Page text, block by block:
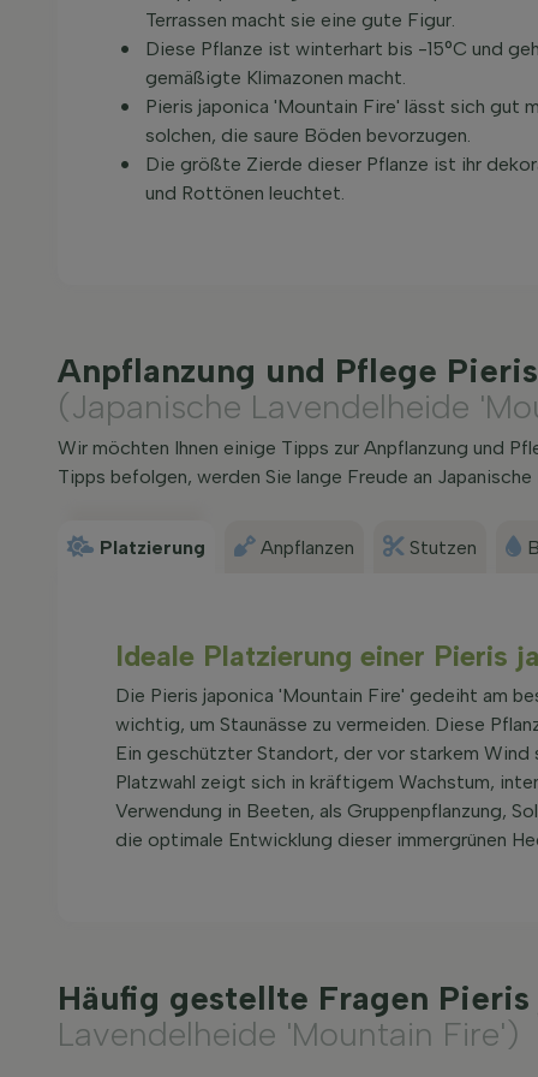
Terrassen macht sie eine gute Figur.
Diese Pflanze ist winterhart bis -15°C und
gemäßigte Klimazonen macht.
Pieris japonica 'Mountain Fire' lässt sich gut
solchen, die saure Böden bevorzugen.
Die größte Zierde dieser Pflanze ist ihr
und Rottönen leuchtet.
Anpflanzung und Pflege
(Japanische Lavendelheide
Wir möchten Ihnen einige Tipps zur Anpflanzung und
Tipps befolgen, werden Sie lange Freude an
Platzierung Anpflanzen Stutzen
Ideale Platzierung einer Pieris
Die Pieris japonica 'Mountain Fire' gedeiht am
wichtig, um Staunässe zu vermeiden. Diese
Ein geschützter Standort, der vor starkem
Platzwahl zeigt sich in kräftigem Wachstum,
Verwendung in Beeten, als Gruppenpflanzung,
die optimale Entwicklung dieser immergrünen
Häufig gestellte Fragen
Lavendelheide 'Mountain Fire')